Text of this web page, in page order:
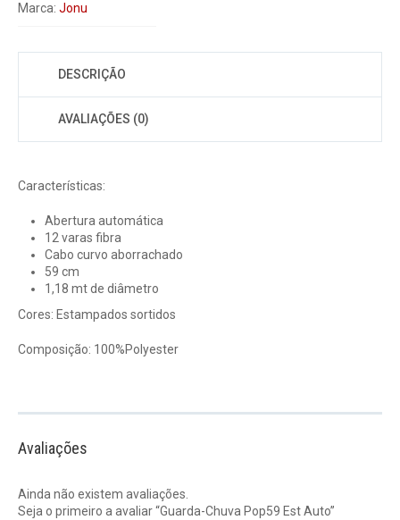
Marca: Jonu
DESCRIÇÃO
AVALIAÇÕES (0)
Características:
Abertura automática
12 varas fibra
Cabo curvo aborrachado
59 cm
1,18 mt de diâmetro
Cores: Estampados sortidos
Composição: 100%Polyester
Avaliações
Ainda não existem avaliações.
Seja o primeiro a avaliar “Guarda-Chuva Pop59 Est Auto”